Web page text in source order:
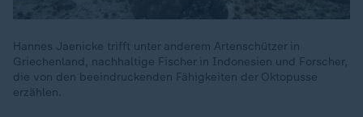
Hannes Jaenicke trifft unter anderem Artenschützer in
Griechenland, nachhaltige Fischer in Indonesien und Forscher,
die von den beeindruckenden Fähigkeiten der Oktopusse
erzählen.